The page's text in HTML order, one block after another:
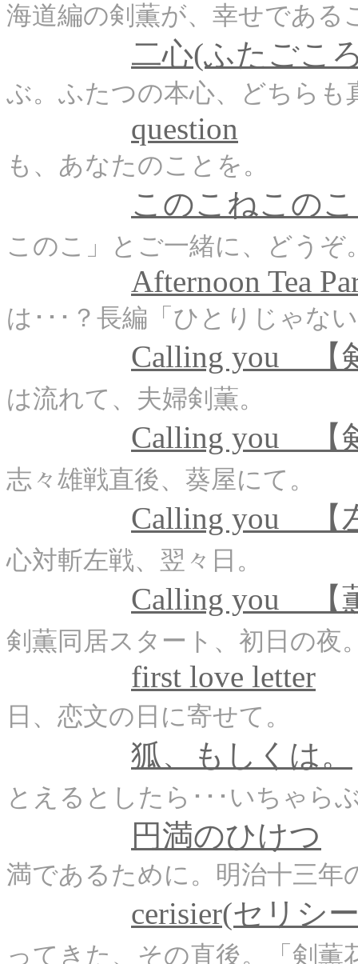
海道編の剣薫が、幸せである
二心(ふたごこ
ぶ。ふたつの本心、どち
question
も、あなたのことを。
このこねこの
このこ」とご一緒に、どうぞ
Afternoon Tea
は･･･？長編「ひとりじゃな
Calling you 【
は流れて、夫婦剣薫。
Calling you 【
志々雄戦直後、葵屋にて。
Calling you 【
心対斬左戦、翌々日。
Calling you 【
剣薫同居スタート、初日の夜
first love letter
日、恋文の日に寄せて。
狐、もしくは。
とえるとしたら･･･いちゃら
円満のひけつ
満であるために。明治十三年
cerisier(セリシ
ってきた、その直後。「剣薫